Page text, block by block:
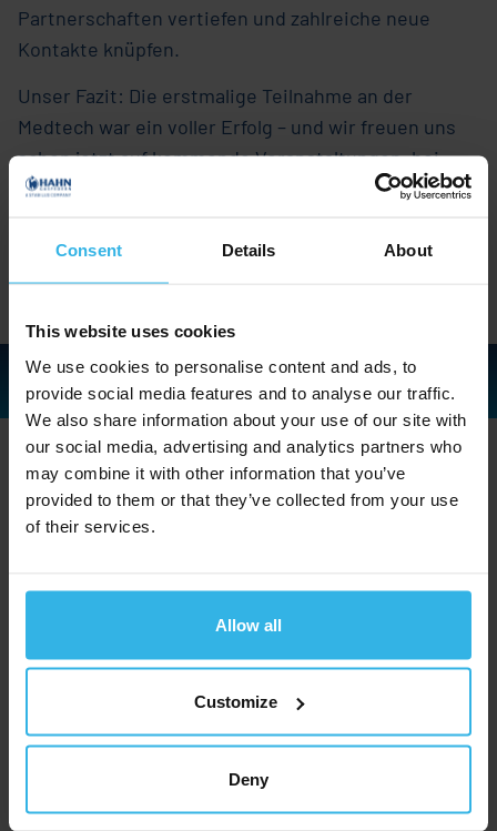
Consent Details About
This website uses cookies
We use cookies to personalise content and ads, to
provide social media features and to analyse our traffic.
We also share information about your use of our site with
our social media, advertising and analytics partners who
may combine it with other information that you’ve
provided to them or that they’ve collected from your use
of their services.
Allow all
Customize
Deny
Partnerschaften vertiefen und zahlreiche neue
Kontakte knüpfen.
Unser Fazit: Die erstmalige Teilnahme an der
Medtech war ein voller Erfolg – und wir freuen uns
schon jetzt auf kommende Veranstaltungen, bei
denen wir erneut zeigen dürfen, wie vielseitig und
Unternehmen
Service
Branchen und Anwendungen